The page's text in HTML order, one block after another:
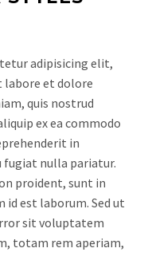
adipisicing elit,
labore et dolore
quis nostrud
ex ea commodo
in
fugiat nulla pariatur.
proident, sunt in
est laborum. Sed ut
sit voluptatem
totam rem aperiam,